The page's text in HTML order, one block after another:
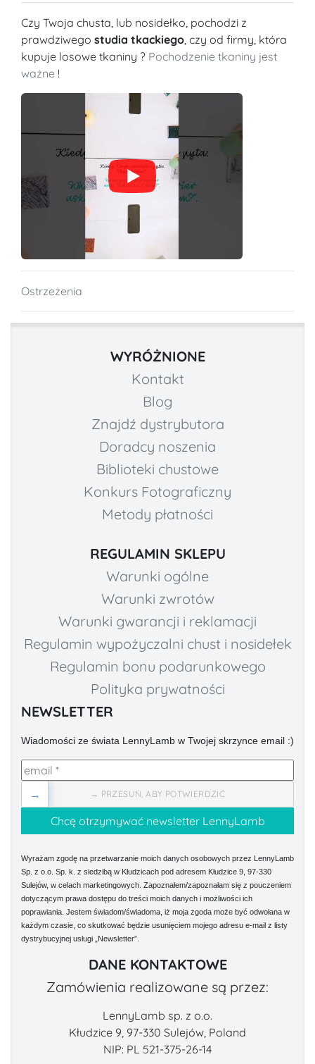
Czy Twoja chusta, lub nosidełko, pochodzi z
prawdziwego studia tkackiego , czy od firmy, która
kupuje losowe tkaniny ? Pochodzenie tkaniny jest
ważne !
Ostrzeżenia
WYRÓŻNIONE
Kontakt
Blog
Znajdź dystrybutora
Doradcy noszenia
Biblioteki chustowe
Konkurs Fotograficzny
Metody płatności
REGULAMIN SKLEPU
Warunki ogólne
Warunki zwrotów
Warunki gwarancji i reklamacji
Regulamin wypożyczalni chust i nosidełek
Regulamin bonu podarunkowego
Polityka prywatności
NEWSLETTER
Wiadomości ze świata LennyLamb w Twojej skrzynce email :)
→ PRZESUŃ, ABY POTWIERDZIĆ
→
Wyrażam zgodę na przetwarzanie moich danych osobowych przez LennyLamb
Sp. z o.o. Sp. k. z siedzibą w Kłudzicach pod adresem Kłudzice 9, 97-330
Sulejów, w celach marketingowych. Zapoznałem/zapoznałam się z pouczeniem
dotyczącym prawa dostępu do treści moich danych i możliwości ich
poprawiania. Jestem świadom/świadoma, iż moja zgoda może być odwołana w
każdym czasie, co skutkować będzie usunięciem mojego adresu e-mail z listy
dystrybucyjnej usługi „Newsletter”.
DANE KONTAKTOWE
Zamówienia realizowane są przez:
LennyLamb sp. z o.o.
Kłudzice 9, 97-330 Sulejów, Poland
NIP: PL 521-375-26-14